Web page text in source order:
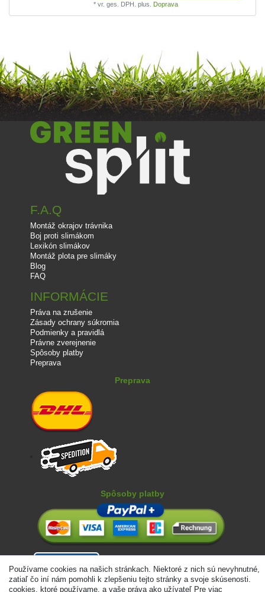
*vr. ges. DPH. plus. Doprava
F.A.Q
Montáž okrajov trávnika
Boj proti slimákom
Lexikón slimákov
Montáž plota pre slimáky
Blog
FAQ
INFORMÁCIE
Práva na zrušenie
Zásady ochrany súkromia
Podmienky a pravidlá
Právne zverejnenie
Spôsoby platby
Preprava
Preprava
Spôsoby platby
Používame cookies na našich stránkach. Niektoré z nich sú nevyhnutné,
zatiaľ čo iní nám pomohli k zlepšeniu tejto stránky a svoje skúsenosti.
cookies, ktoré používame, a vaše práva ako užívateľ Pre viac